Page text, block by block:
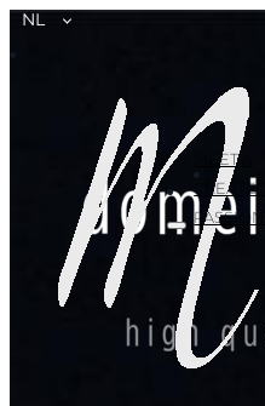
NL
MEET &
CREATE
PASSION